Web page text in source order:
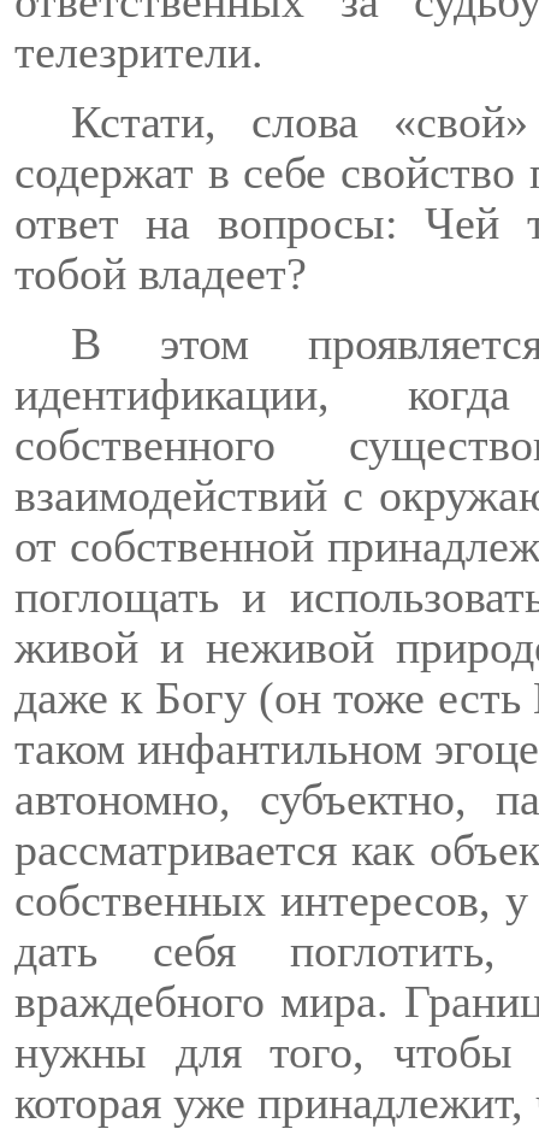
телезрители.
Кстати, слова
содержат в себе
ответ на вопросы: Чей
тобой владеет?
В этом
идентификации,
собственного
взаимодействий с
от собственной
поглощать и
живой и неживой
даже к Богу (он тоже
таком инфантильном
автономно, субъектно,
рассматривается как
собственных интересов,
дать себя
враждебного мира.
нужны для того, чтобы
которая уже